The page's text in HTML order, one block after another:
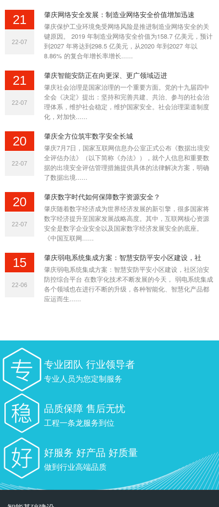
肇庆弱电系统集成项目管理方案
肇庆弱电系统集成 项目管理方案 1项目组织架构 为了保证工
期质量目标的圆满实现，我方将为本工程的实施配备足够的管
理人员和技术人员，安排具有足够经验、认真负责和精干称职
肇庆弱电工程施工中线路敷设一般要求有哪些？
肇庆在 弱电工程 施工中，线路 敷设必须遵守一些基本要求，
否则容易出现各种问题。 1.敷设电缆（线）前，应检查外观和
导通性，并用直流500V兆欧表测量绝缘电阻。电阻值不应小于
5M；如......
21
22-07
肇庆网络安全发展：制造业网络安全价值增加迅速
肇庆保护工业环境免受网络风险是推进制造业网络安全的关
键原因。 2019 年制造业网络安全价值为158.7 亿美元，预计
到2027 年将达到298.5 亿美元，从2020 年到2027 年以
8.86% 的复合年增长率增长......
21
22-07
肇庆智能安防正在向更深、更广领域迈进
肇庆社会治理是国家治理的一个重要方面。党的十九届四中
全会《决定》提出：坚持和完善共建、共治、参与的社会治
理体系，维护社会稳定，维护国家安全。社会治理渠道制度
化，对加快......
20
22-07
肇庆全方位筑牢数字安全长城
肇庆7月7日，国家互联网信息办公室正式公布《数据出境安
全评估办法》（以下简称《办法》），就个人信息和重要数
据的出境安全评估管理措施提供具体的法律解决方案，明确
了数据出境......
20
22-07
肇庆数字时代如何保障数字资源安全？
肇庆随着数字经济成为世界经济发展的新引擎，很多国家将
数字经济提升至国家发展战略高度。其中，互联网核心资源
安全是数字企业安全以及国家数字经济发展安全的底座。
《中国互联网......
15
22-06
肇庆弱电系统集成方案：智慧安防平安小区建设，社
肇庆弱电系统集成方案：智慧安防平安小区建设，社区治安
防控综合平台 在数字化技术不断发展的今天， 弱电系统集成
各个领域也在进行不断的升级，各种智能化、智慧化产品都
应运而生......
专业团队 行业领导者
专业人员为您定制服务
品质保障 售后无忧
工程一条龙服务到位
好服务 好产品 好质量
做到行业高端品质